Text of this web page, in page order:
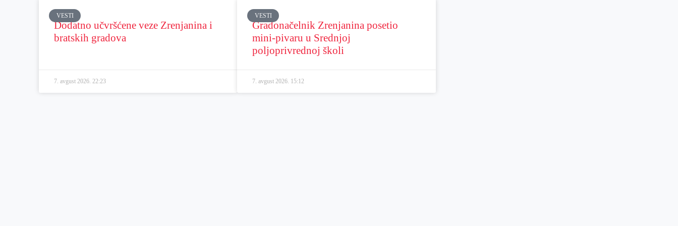
VESTI
Dodatno učvršćene veze Zrenjanina i
bratskih gradova
7. avgust 2026.22:23
VESTI
Gradonačelnik Zrenjanina posetio
mini-pivaru u Srednjoj
poljoprivrednoj školi
7. avgust 2026. 15:12